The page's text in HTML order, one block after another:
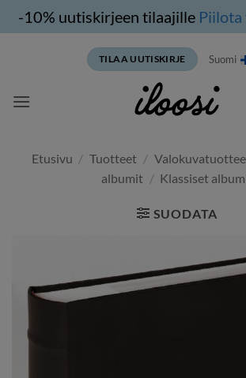
-10% uutiskirjeen tilaajille Piilota
TILAA UUTISKIRJE Suomi
Etusivu / Tuotteet /
albumit / Klassiset
SUODATA